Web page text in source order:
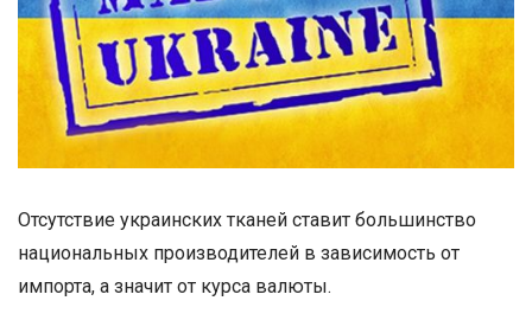
Отсутствие украинских тканей ставит большинство
национальных производителей в зависимость от
импорта, а значит от курса валюты.